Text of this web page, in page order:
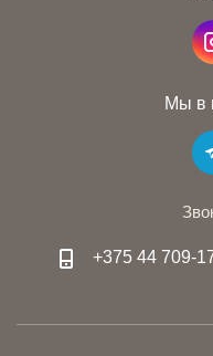
Мы в
+375 44 709-